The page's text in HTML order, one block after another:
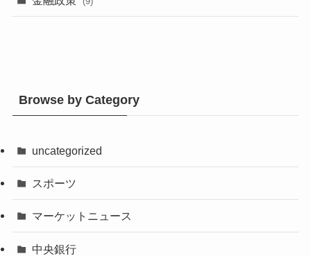
Browse by Category
uncategorized
スポーツ
マーケットニュース
中央銀行